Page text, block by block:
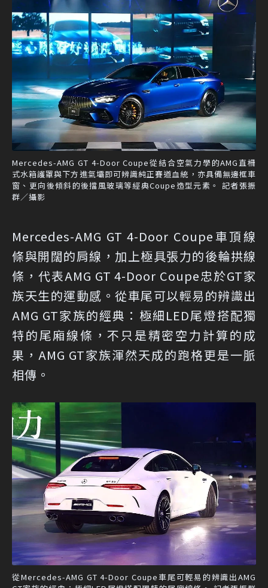
Mercedes-AMG GT 4-Door Coupe從結合空氣力學的AMG直柵
式水箱護罩與下方進氣壩即可辨識純正賽道血統，亦具備無邊框車
窗、更向後傾斜的後擋風玻璃等經典Coupe造型元素。 記者張振
群／攝影
Mercedes-AMG GT 4-Door Coupe車頂線
條與開闊的肩線，加上極具張力的後輪拱線
條，代表AMG GT 4-Door Coupe忠於GT家
族天生的運動感。從車尾可以輕易的辨識出
AMG GT家族的經典：極細LED尾燈搭配獨
特的尾廂線條，不只是精密空力計算的成
果，AMG GT家族渾然天成的跑格更是一脈
相傳。
從Mercedes-AMG GT 4-Door Coupe車尾可輕易的辨識出AMG